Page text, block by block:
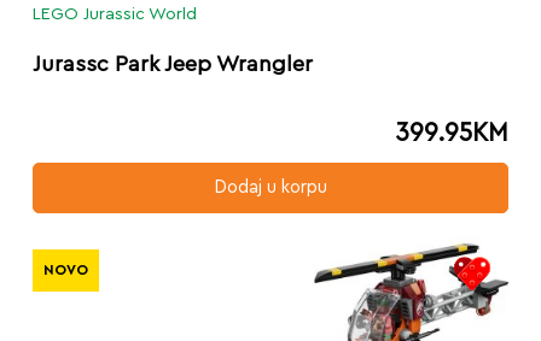
LEGO Jurassic World
Jurassc Park Jeep Wrangler
399.95KM
Dodaj u korpu
NOVO